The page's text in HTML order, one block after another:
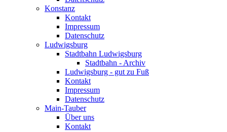
Konstanz
Kontakt
Impressum
Datenschutz
Ludwigsburg
Stadtbahn Ludwigsburg
Stadtbahn - Archiv
Ludwigsburg - gut zu Fuß
Kontakt
Impressum
Datenschutz
Main-Tauber
Über uns
Kontakt